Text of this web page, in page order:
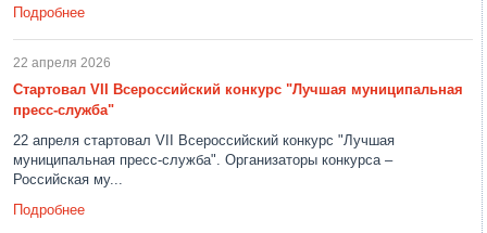
Подробнее
22 апреля 2026
Стартовал VII Всероссийский конкурс "Лучшая муниципальная
пресс-служба"
22 апреля стартовал VII Всероссийский конкурс "Лучшая
муниципальная пресс-служба". Организаторы конкурса –
Российская му...
Подробнее